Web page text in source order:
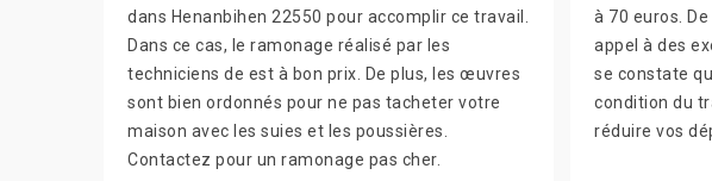
dans Henanbihen 22550 pour accomplir ce travail.
Dans ce cas, le ramonage réalisé par les
techniciens de est à bon prix. De plus, les œuvres
sont bien ordonnés pour ne pas tacheter votre
maison avec les suies et les poussières.
Contactez pour un ramonage pas cher.
à 70 euros.
appel à des
se constate
condition du
réduire vos